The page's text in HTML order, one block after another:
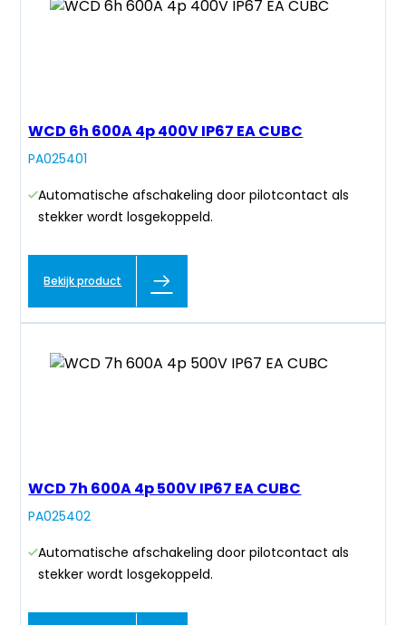
WCD 6h 600A 4p 400V IP67 EA CUBC
PA025401
Automatische afschakeling door pilotcontact als
stekker wordt losgekoppeld.
Bekijk product
WCD 7h 600A 4p 500V IP67 EA CUBC
PA025402
Automatische afschakeling door pilotcontact als
stekker wordt losgekoppeld.